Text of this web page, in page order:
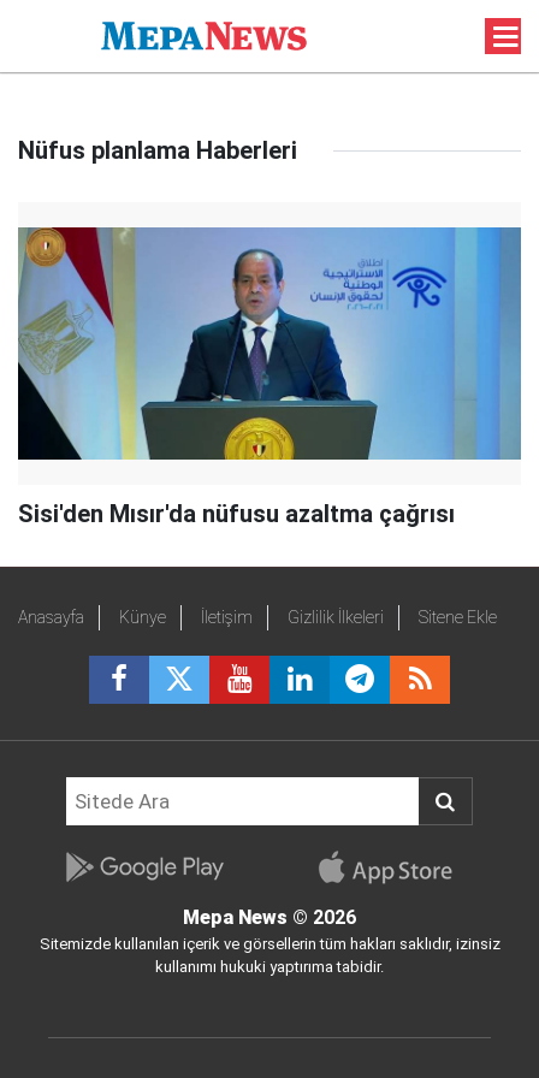
Nüfus planlama Haberleri
Sisi'den Mısır'da nüfusu azaltma çağrısı
Anasayfa Künye İletişim Gizlilik İlkeleri Sitene Ekle
Mepa News © 2026
Sitemizde kullanılan içerik ve görsellerin tüm hakları saklıdır, izinsiz
kullanımı hukuki yaptırıma tabidir.